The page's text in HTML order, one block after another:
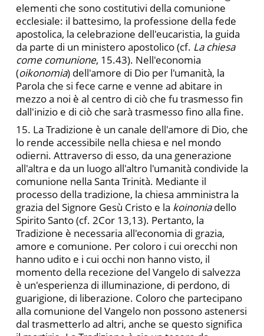
elementi che sono costitutivi della comunione
ecclesiale: il battesimo, la professione della fede
apostolica, la celebrazione dell'eucaristia, la guida
da parte di un ministero apostolico (cf. La chiesa
come comunione, 15.43). Nell'economia
(oikonomia) dell'amore di Dio per l'umanità, la
Parola che si fece carne e venne ad abitare in
mezzo a noi è al centro di ciò che fu trasmesso fin
dall'inizio e di ciò che sarà trasmesso fino alla fine.
15. La Tradizione è un canale dell'amore di Dio, che
lo rende accessibile nella chiesa e nel mondo
odierni. Attraverso di esso, da una generazione
all'altra e da un luogo all'altro l'umanità condivide la
comunione nella Santa Trinità. Mediante il
processo della tradizione, la chiesa amministra la
grazia del Signore Gesù Cristo e la koinoniadello
Spirito Santo (cf. 2Cor 13,13). Pertanto, la
Tradizione è necessaria all'economia di grazia,
amore e comunione. Per coloro i cui orecchi non
hanno udito e i cui occhi non hanno visto, il
momento della recezione del Vangelo di salvezza
è un'esperienza di illuminazione, di perdono, di
guarigione, di liberazione. Coloro che partecipano
alla comunione del Vangelo non possono astenersi
dal trasmetterlo ad altri, anche se questo significa